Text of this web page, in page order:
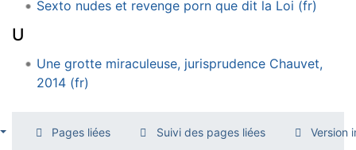
Sexto nudes et revenge porn que dit la Loi (fr)
U
Une grotte miraculeuse, jurisprudence Chauvet,
2014 (fr)
Pages liées Suivi des pages liées Version